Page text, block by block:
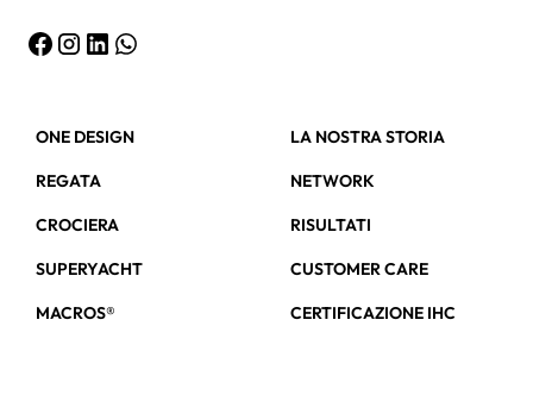
ONE DESIGN
REGATA
CROCIERA
SUPERYACHT
MACROS®
LA NOSTRA STORIA
NETWORK
RISULTATI
CUSTOMER CARE
CERTIFICAZIONE IHC